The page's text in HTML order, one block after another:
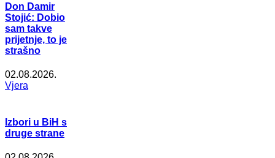
Don Damir
Stojić: Dobio
sam takve
prijetnje, to je
strašno
02.08.2026.
Vjera
Izbori u BiH s
druge strane